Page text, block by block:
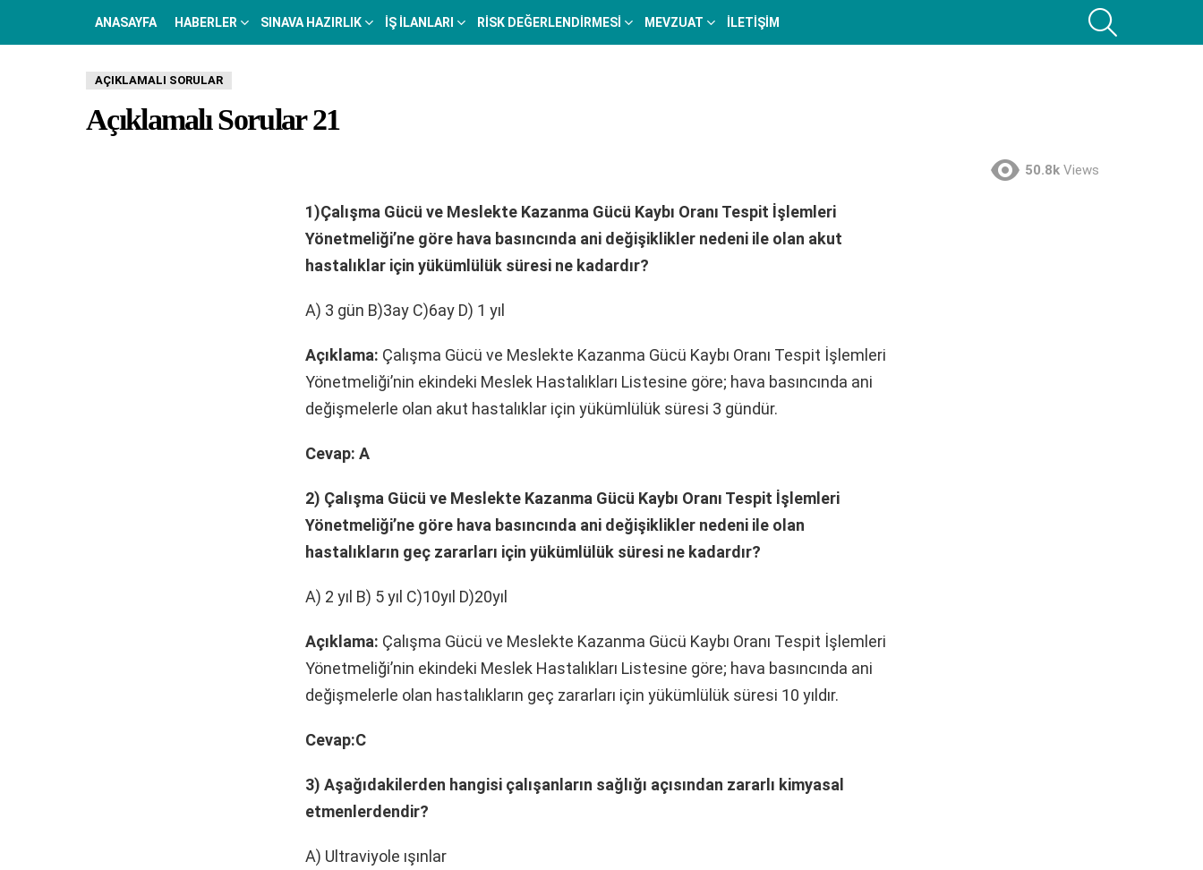
ANASAYFA HABERLER SINAVA HAZIRLIK İŞ İLANLARI RISK DEĞERLENDIRMESI MEVZUAT İLETIŞIM
AÇIKLAMALI SORULAR
Açıklamalı Sorular 21
50.8k Views
1)Çalışma Gücü ve Meslekte Kazanma Gücü Kaybı Oranı Tespit İşlemleri
Yönetmeliği’ne göre hava basıncında ani değişiklikler nedeni ile olan akut
hastalıklar için yükümlülük süresi ne kadardır?
A) 3 gün B)3ay C)6ay D) 1 yıl
Açıklama: Çalışma Gücü ve Meslekte Kazanma Gücü Kaybı Oranı Tespit İşlemleri
Yönetmeliği’nin ekindeki Meslek Hastalıkları Listesine göre; hava basıncında ani
değişmelerle olan akut hastalıklar için yükümlülük süresi 3 gündür.
Cevap: A
2) Çalışma Gücü ve Meslekte Kazanma Gücü Kaybı Oranı Tespit İşlemleri
Yönetmeliği’ne göre hava basıncında ani değişiklikler nedeni ile olan
hastalıkların geç zararları için yükümlülük süresi ne kadardır?
A) 2 yıl B) 5 yıl C)10yıl D)20yıl
Açıklama: Çalışma Gücü ve Meslekte Kazanma Gücü Kaybı Oranı Tespit İşlemleri
Yönetmeliği’nin ekindeki Meslek Hastalıkları Listesine göre; hava basıncında ani
değişmelerle olan hastalıkların geç zararları için yükümlülük süresi 10 yıldır.
Cevap:C
3) Aşağıdakilerden hangisi çalışanların sağlığı açısından zararlı kimyasal
etmenlerdendir?
A) Ultraviyole ışınlar